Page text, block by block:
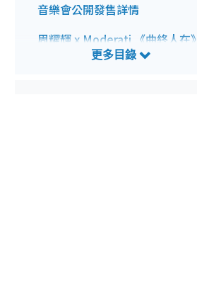
音樂會公開發售詳情
周耀輝 x Moderati 《曲終人在》
音樂會預測歌單